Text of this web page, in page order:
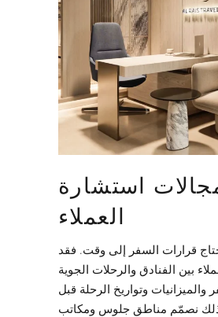
استشارة
العملاء
قرارات السفر إلى وقت. فقد
بين الفنادق والرحلات الجوية
والميزانيات وتواريخ الرحلة قبل
نصمّم مناطق جلوس ومكاتب